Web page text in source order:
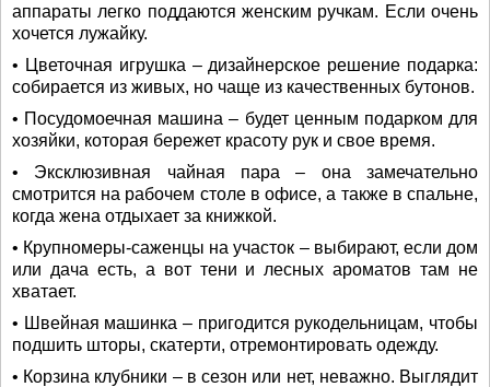
аппараты легко поддаются женским ручкам. Если очень
хочется лужайку.
• Цветочная игрушка – дизайнерское решение подарка:
собирается из живых, но чаще из качественных бутонов.
• Посудомоечная машина – будет ценным подарком для
хозяйки, которая бережет красоту рук и свое время.
• Эксклюзивная чайная пара – она замечательно
смотрится на рабочем столе в офисе, а также в спальне,
когда жена отдыхает за книжкой.
• Крупномеры-саженцы на участок – выбирают, если дом
или дача есть, а вот тени и лесных ароматов там не
хватает.
• Швейная машинка – пригодится рукодельницам, чтобы
подшить шторы, скатерти, отремонтировать одежду.
• Корзина клубники – в сезон или нет, неважно. Выглядит